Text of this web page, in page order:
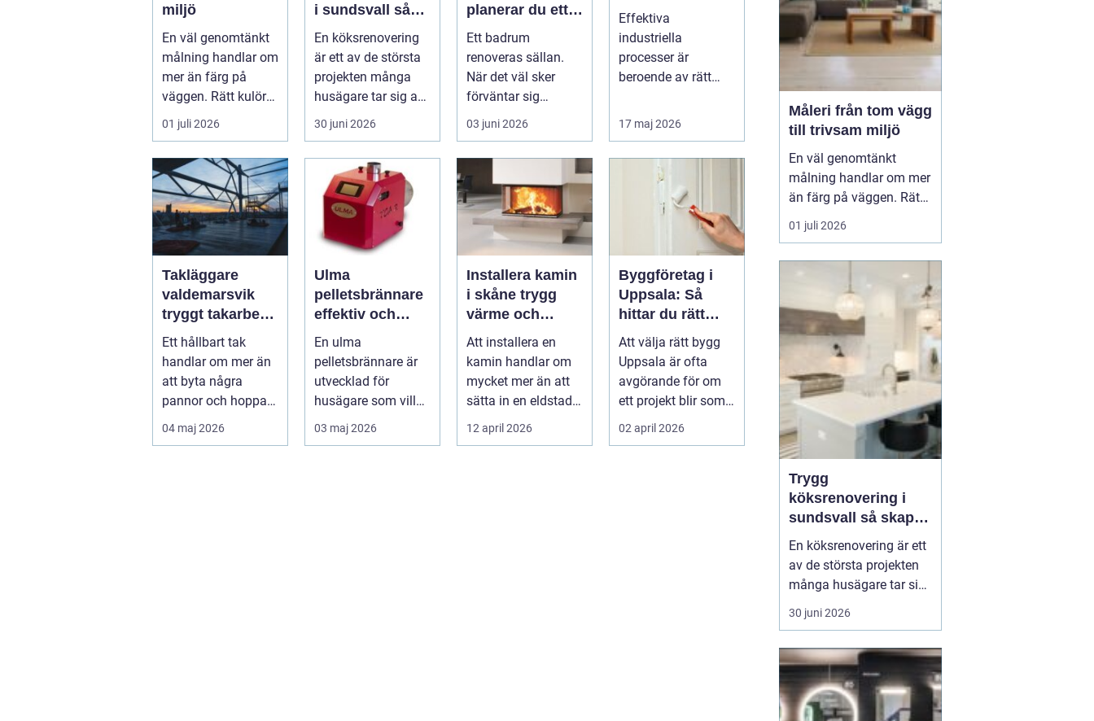
miljö
En väl genomtänkt
målning handlar om
mer än färg på
väggen. Rätt kulörer,
noggrant
underarbete och e...
01 juli 2026
i sundsvall så
skapar du ett
kök som håller
länge
En köksrenovering
är ett av de största
projekten många
husägare tar sig an.
Kostnaderna är ofta
höga...
30 juni 2026
planerar du ett
tryggt och
badrumsprojekt
Ett badrum
renoveras sällan.
När det väl sker
förväntar sig
många att resultatet
ska hålla i 2030 år...
03 juni 2026
Effektiva
industriella
processer är
beroende av rätt
omrörare spelar ...
17 maj 2026
Takläggare
valdemarsvik
tryggt takarbete
för kustklimat
Ett hållbart tak
handlar om mer än
att byta några
pannor och hoppas
på det bästa. För
husägare i Val...
04 maj 2026
Ulma
pelletsbrännare
effektiv och
trygg värme för
svenska hem
En ulma
pelletsbrännare är
utvecklad för
husägare som vill
ha en driftsäker och
ekonomisk
03 maj 2026
Installera kamin
i skåne trygg
värme och
smart
investering
Att installera en
kamin handlar om
mycket mer än att
sätta in en eldstad.
En väl planerad
installati...
12 april 2026
Byggföretag i
Uppsala: Så
hittar du rätt
partner för ditt
projekt
Att välja rätt bygg
Uppsala är ofta
avgörande för om
ett projekt blir som
02 april 2026
Måleri från tom vägg
till trivsam miljö
En väl genomtänkt
målning handlar om mer
än färg på väggen. Rätt
kulörer, noggrant
underarbete och en
förändra hur ett hem
eller en arbetsplats
upplevs. Med
måleri
går
det att s...
01 juli 2026
Trygg
köksrenovering i
sundsvall så skapar
du ett kök som
håller länge
En köksrenovering är ett
av de största projekten
många husägare tar sig
an. Kostnaderna är ofta
höga, arbetet påverkar
ska hålla i många år. För
den som planerar
köksrenovering...
30 juni 2026